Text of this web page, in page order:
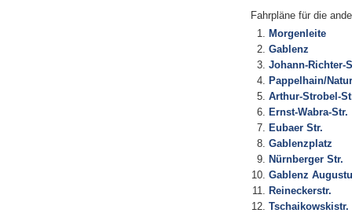
Fahrpläne für die
Morgenleite
Gablenz
Johann-Richter-
Pappelhain/
Arthur-Strobel-
Ernst-Wabra-Str.
Eubaer Str.
Gablenzplatz
Nürnberger Str.
Gablenz
Reineckerstr.
Tschaikowskistr.